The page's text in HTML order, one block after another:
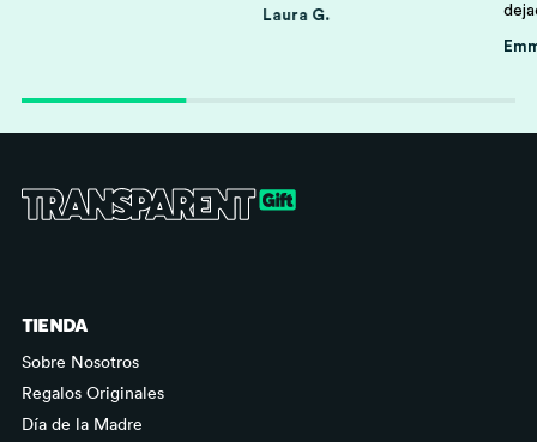
Laura G.
TIENDA
Sobre Nosotros
Regalos Originales
Día de la Madre